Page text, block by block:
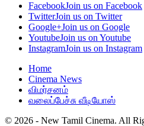
FacebookJoin us on Facebook
TwitterJoin us on Twitter
Google+Join us on Google
YoutubeJoin us on Youtube
InstagramJoin us on Instagram
Home
Cinema News
விமர்சனம்
வலைப்பேச்சு வீடியோஸ்
© 2026 - New Tamil Cinema. All